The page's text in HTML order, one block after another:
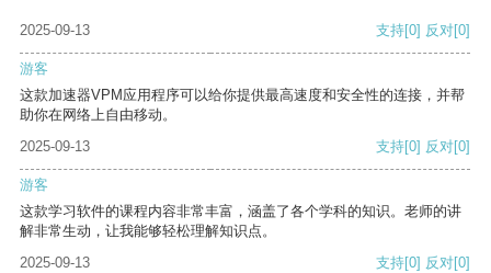
2025-09-13 支持[0] 反对[0]
游客
这款加速器VPM应用程序可以给你提供最高速度和安全性的连接，并帮
助你在网络上自由移动。
2025-09-13
支持[0] 反对[0]
游客
这款学习软件的课程内容非常丰富，涵盖了各个学科的知识。老师的讲
解非常生动，让我能够轻松理解知识点。
2025-09-13
支持[0] 反对[0]